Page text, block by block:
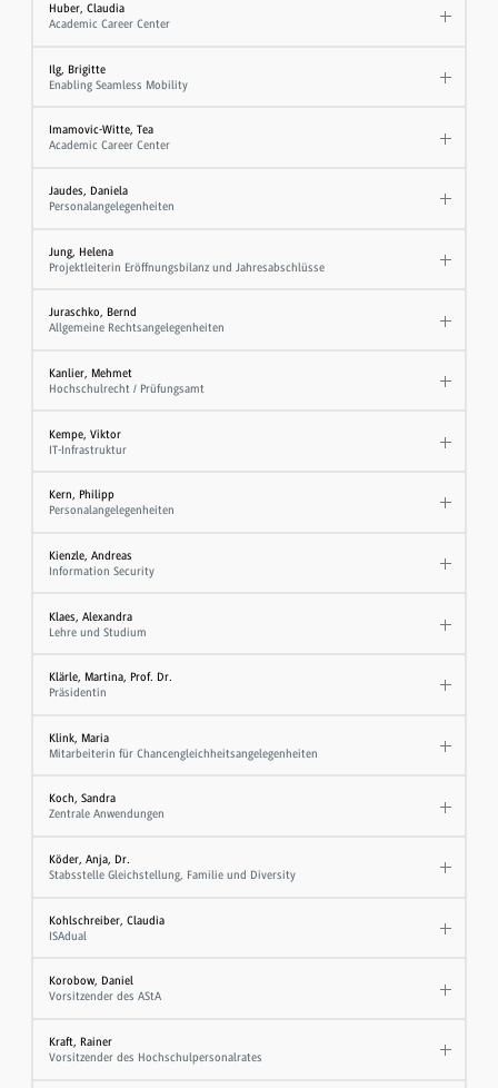
Huber, Claudia
Academic Career Center
Ilg, Brigitte
Enabling Seamless Mobility
Imamovic-Witte, Tea
Academic Career Center
Jaudes, Daniela
Personalangelegenheiten
Jung, Helena
Projektleiterin Eröffnungsbilanz und Jahresabschlüsse
Juraschko, Bernd
Allgemeine Rechtsangelegenheiten
Kanlier, Mehmet
Hochschulrecht / Prüfungsamt
Kempe, Viktor
IT-Infrastruktur
Kern, Philipp
Personalangelegenheiten
Kienzle, Andreas
Information Security
Klaes, Alexandra
Lehre und Studium
Klärle, Martina, Prof. Dr.
Präsidentin
Klink, Maria
Mitarbeiterin für Chancengleichheitsangelegenheiten
Koch, Sandra
Zentrale Anwendungen
Köder, Anja, Dr.
Stabsstelle Gleichstellung, Familie und Diversity
Kohlschreiber, Claudia
ISAdual
Korobow, Daniel
Vorsitzender des AStA
Kraft, Rainer
Vorsitzender des Hochschulpersonalrates